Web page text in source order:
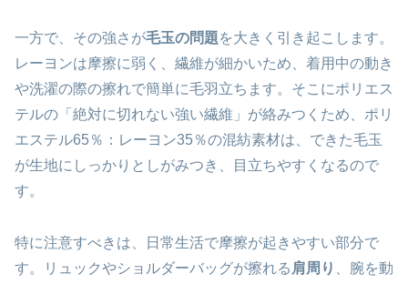
一方で、その強さが毛玉の問題を大きく引き起こします。
レーヨンは摩擦に弱く、繊維が細かいため、着用中の動き
や洗濯の際の擦れで簡単に毛羽立ちます。そこにポリエス
テルの「絶対に切れない強い繊維」が絡みつくため、ポリ
エステル65％：レーヨン35％の混紡素材は、できた毛玉
が生地にしっかりとしがみつき、目立ちやすくなるので
す。
特に注意すべきは、日常生活で摩擦が起きやすい部分で
す。リュックやショルダーバッグが擦れる 肩周り
、腕を動